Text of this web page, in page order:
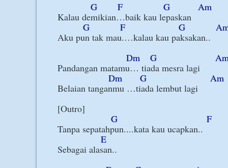
G
F G
Am
Kalau demikian…baik kau lepaskan
G
F G
Aku pun tak mau.…kalau kau paksakan..
Dm
G
Pandangan matamu… tiada mesra lagi
Dm
G
Am
Belaian tanganmu …tiada lembut lagi
[Outro]
G
F
Tanpa sepatahpun....kata kau ucapkan..
E
Sebagai alasan..